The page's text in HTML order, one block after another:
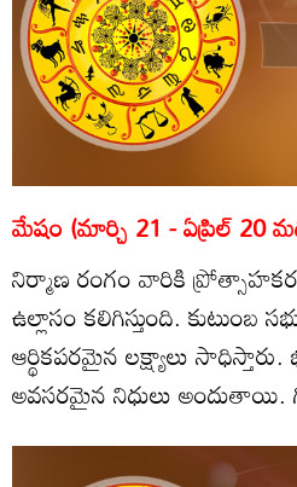
మేషం (మార్చి 21 - ఏప్రిల్‌ 20
నిర్మాణ రంగం వారికి
ఉల్లాసం కలిగిస్తుంది. కుటుంబ
ఆర్థికపరమైన లక్ష్యాలు
అవసరమైన నిధులు అందుతాయి.